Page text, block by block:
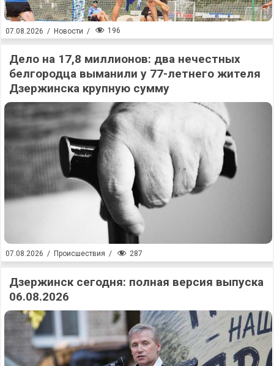
07.08.2026 / Новости / 196
Дело на 17,8 миллионов: два нечестных
белгородца выманили у 77-летнего жителя
Дзержинска крупную сумму
07.08.2026 / Происшествия / 287
Дзержинск сегодня: полная версия выпуска
06.08.2026